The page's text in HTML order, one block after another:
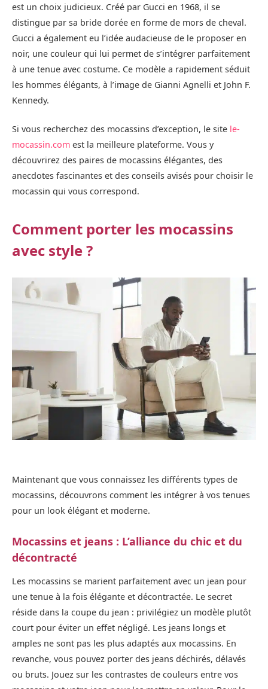
est un choix judicieux. Créé par Gucci en 1968, il se
distingue par sa bride dorée en forme de mors de cheval.
Gucci a également eu l’idée audacieuse de le proposer en
noir, une couleur qui lui permet de s’intégrer parfaitement
à une tenue avec costume. Ce modèle a rapidement séduit
les hommes élégants, à l’image de Gianni Agnelli et John F.
Kennedy.
Si vous recherchez des mocassins d’exception, le site le-
mocassin.com est la meilleure plateforme. Vous y
découvrirez des paires de mocassins élégantes, des
anecdotes fascinantes et des conseils avisés pour choisir le
mocassin qui vous correspond.
Comment porter les mocassins
avec style ?
Maintenant que vous connaissez les différents types de
mocassins, découvrons comment les intégrer à vos tenues
pour un look élégant et moderne.
Mocassins et jeans : L’alliance du chic et du
décontracté
Les mocassins se marient parfaitement avec un jean pour
une tenue à la fois élégante et décontractée. Le secret
réside dans la coupe du jean : privilégiez un modèle plutôt
court pour éviter un effet négligé. Les jeans longs et
amples ne sont pas les plus adaptés aux mocassins. En
revanche, vous pouvez porter des jeans déchirés, délavés
ou bruts. Jouez sur les contrastes de couleurs entre vos